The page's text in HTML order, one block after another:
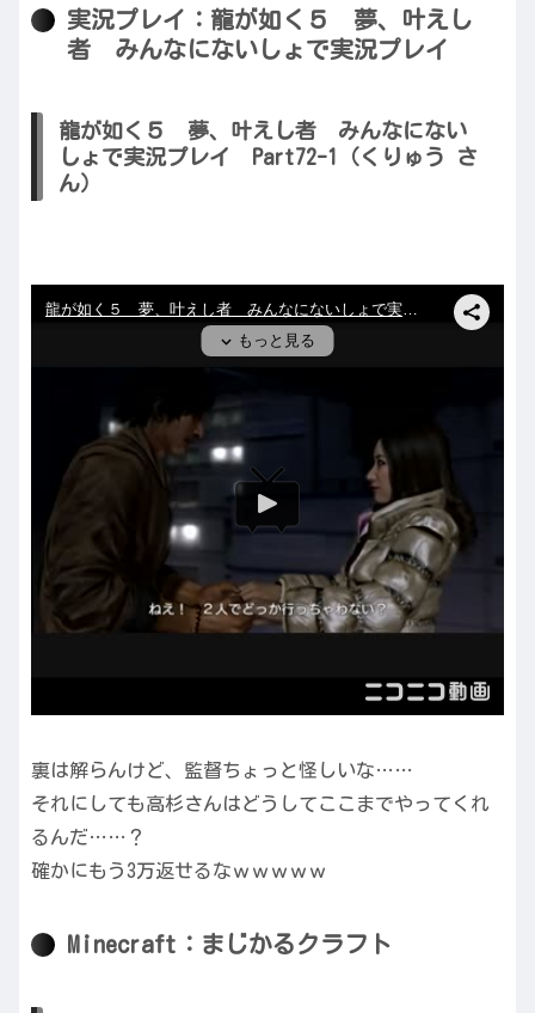
実況プレイ：龍が如く５ 夢、叶えし
者 みんなにないしょで実況プレイ
龍が如く５ 夢、叶えし者 みんなにない
しょで実況プレイ Part72-1（くりゅう さ
ん）
裏は解らんけど、監督ちょっと怪しいな……
それにしても高杉さんはどうしてここまでやってくれ
るんだ……？
確かにもう3万返せるなｗｗｗｗｗ
Minecraft：まじかるクラフト